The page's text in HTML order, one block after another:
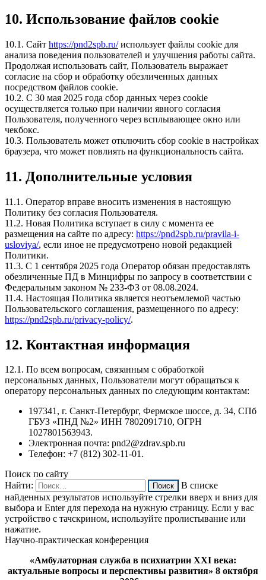
10. Использование файлов cookie
10.1. Сайт https://pnd2spb.ru/использует файлы cookie для
анализа поведения пользователей и улучшения работы сайта.
Продолжая использовать сайт, Пользователь выражает
согласие на сбор и обработку обезличенных данных
посредством файлов cookie.
10.2. С 30 мая 2025 года сбор данных через cookie
осуществляется только при наличии явного согласия
Пользователя, полученного через всплывающее окно или
чекбокс.
10.3. Пользователь может отключить сбор cookie в настройках
браузера, что может повлиять на функциональность сайта.
11. Дополнительные условия
11.1. Оператор вправе вносить изменения в настоящую
Политику без согласия Пользователя.
11.2. Новая Политика вступает в силу с момента ее
размещения на сайте по адресу: https://pnd2spb.ru/pravila-i-
usloviya/, если иное не предусмотрено новой редакцией
Политики.
11.3. С 1 сентября 2025 года Оператор обязан предоставлять
обезличенные ПД в Минцифры по запросу в соответствии с
Федеральным законом № 233-ФЗ от 08.08.2024.
11.4. Настоящая Политика является неотъемлемой частью
Пользовательского соглашения, размещенного по адресу:
https://pnd2spb.ru/privacy-policy/.
12. Контактная информация
12.1. По всем вопросам, связанным с обработкой
персональных данных, Пользователи могут обращаться к
оператору персональных данных по следующим контактам:
197341, г. Санкт-Петербург, Фермское шоссе, д. 34, СПб
ГБУЗ «ПНД №2» ИНН 7802091710, ОГРН
1027801563943.
Электронная почта: pnd2@zdrav.spb.ru
Телефон: +7 (812) 302-11-01.
Поиск по сайту
Найти:
В списке
найденных результатов используйте стрелки вверх и вниз для
выбора и Enter для перехода на нужную страницу. Если у вас
устройство с тачскрином, используйте пролистывание или
нажатие.
Научно-практическая конференция
«Амбулаторная служба в психиатрии XXI века:
актуальные вопросы и перспективы развития» 8 октября